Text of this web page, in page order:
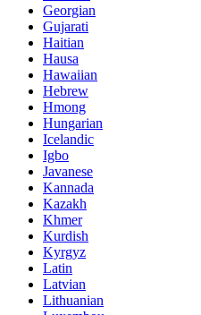
Georgian
Gujarati
Haitian
Hausa
Hawaiian
Hebrew
Hmong
Hungarian
Icelandic
Igbo
Javanese
Kannada
Kazakh
Khmer
Kurdish
Kyrgyz
Latin
Latvian
Lithuanian